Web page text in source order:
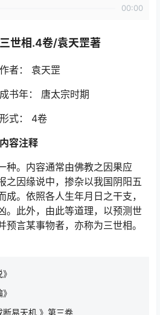
00:00
三世相.4卷/袁天罡著
作者： 袁天罡
成书年： 唐太宗时期
形式： 4卷
内容注释
种。内容通常由佛教之因果应
之因缘说中，掺杂以我国阴阳五
。依照各人生年月日之干支，
。此外，由此等道理，以预测世
言某事物者，亦称为三世相。
断易天机 》第三卷